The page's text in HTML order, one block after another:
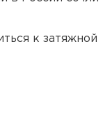
к затяжной